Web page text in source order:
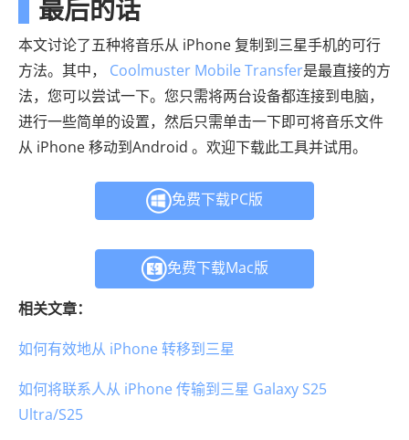
最后的话
本文讨论了五种将音乐从 iPhone 复制到三星手机的可行
方法。其中， Coolmuster Mobile Transfer是最直接的方
法，您可以尝试一下。您只需将两台设备都连接到电脑，
进行一些简单的设置，然后只需单击一下即可将音乐文件
从 iPhone 移动到Android 。欢迎下载此工具并试用。
免费下载PC版
免费下载Mac版
相关文章：
如何有效地从 iPhone 转移到三星
如何将联系人从 iPhone 传输到三星 Galaxy S25
Ultra/S25